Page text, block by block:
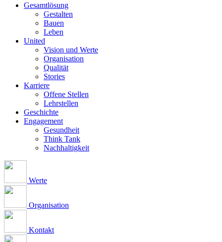
Gesamtlösung
Gestalten
Bauen
Leben
United
Vision und Werte
Organisation
Qualität
Stories
Karriere
Offene Stellen
Lehrstellen
Geschichte
Engagement
Gesundheit
Think Tank
Nachhaltigkeit
Werte
Organisation
Kontakt